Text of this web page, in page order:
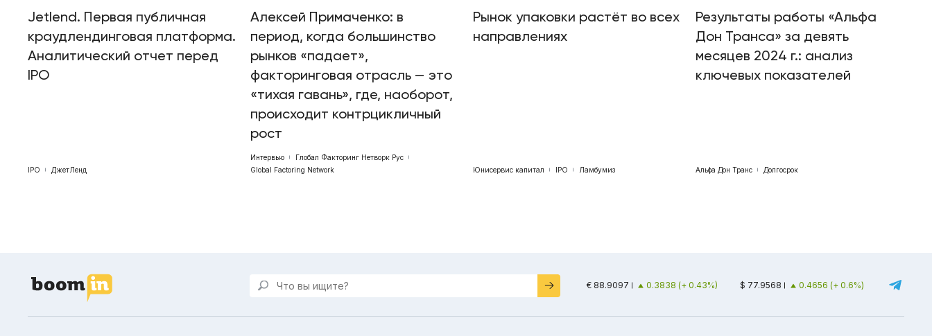
Jetlend. Первая публичная
краудлендинговая платформа.
Аналитический отчет перед
IPO
IPO ДжетЛенд
Алексей Примаченко: в
период, когда большинство
рынков «падает»,
факторинговая отрасль — это
«тихая гавань», где, наоборот,
происходит контрцикличный
рост
Интервью
Глобал Факторинг Нетворк Рус
Global Factoring Network
Рынок упаковки растёт во всех
направлениях
Юнисервис капитал IPO Ламбумиз
Результаты работы «Альфа
Дон Транса» за девять
месяцев 2024 г.: анализ
ключевых показателей
Альфа Дон Транс Долгосрок
€ 88.9097 0.3838 (+ 0.43%) $ 77.9568 0.4656 (+ 0.6%)